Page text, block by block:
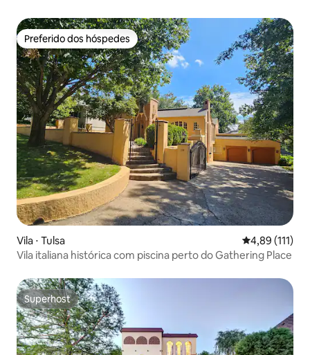
Preferido dos hóspedes
Preferido dos hóspedes
Vila ⋅ Tulsa 4,89 de uma
4,89 (111)
Vila italiana histórica com piscina perto do Gathering Place
Superhost
Superhost